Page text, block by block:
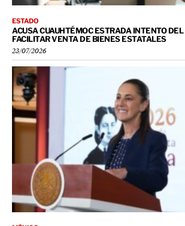
ESTADO
ACUSA CUAUHTÉMOC ESTRADA INTENTO
FACILITAR VENTA DE BIENES ESTATALES
23/07/2026